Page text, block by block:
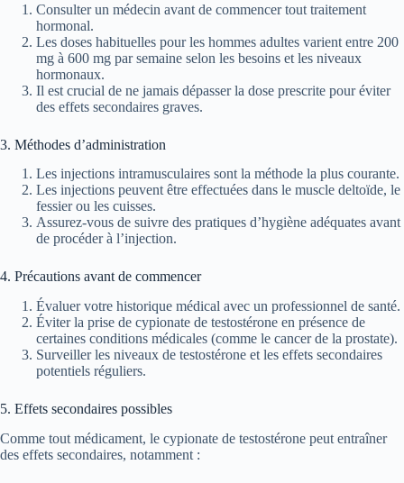
Consulter un médecin avant de commencer tout traitement
hormonal.
Les doses habituelles pour les hommes adultes varient entre 200
mg à 600 mg par semaine selon les besoins et les niveaux
hormonaux.
Il est crucial de ne jamais dépasser la dose prescrite pour éviter
des effets secondaires graves.
3. Méthodes d’administration
Les injections intramusculaires sont la méthode la plus courante.
Les injections peuvent être effectuées dans le muscle deltoïde, le
fessier ou les cuisses.
Assurez-vous de suivre des pratiques d’hygiène adéquates avant
de procéder à l’injection.
4. Précautions avant de commencer
Évaluer votre historique médical avec un professionnel de santé.
Éviter la prise de cypionate de testostérone en présence de
certaines conditions médicales (comme le cancer de la prostate).
Surveiller les niveaux de testostérone et les effets secondaires
potentiels réguliers.
5. Effets secondaires possibles
Comme tout médicament, le cypionate de testostérone peut entraîner
des effets secondaires, notamment :